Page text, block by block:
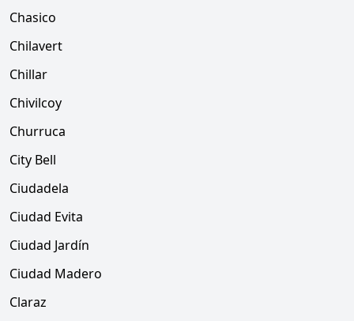
Chasico
Chilavert
Chillar
Chivilcoy
Churruca
City Bell
Ciudadela
Ciudad Evita
Ciudad Jardín
Ciudad Madero
Claraz